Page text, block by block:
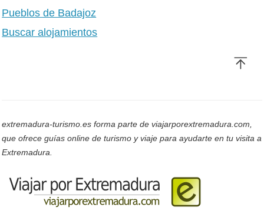
Pueblos de Badajoz
Buscar alojamientos
extremadura-turismo.es forma parte de viajarporextremadura.com,
que ofrece guías online de turismo y viaje para ayudarte en tu visita a
Extremadura.